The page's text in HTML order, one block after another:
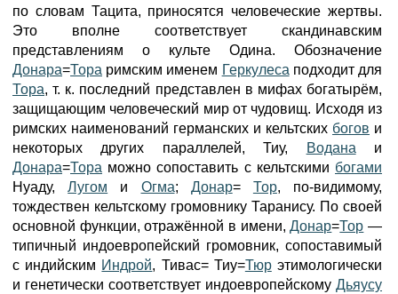
по словам Тацита, приносятся человеческие жертвы.
Это вполне соответствует скандинавским
представлениям о культе Одина. Обозначение
Донара=Тора римским именем Геркулеса подходит для
Тора, т. к. последний представлен в мифах богатырём,
защищающим человеческий мир от чудовищ. Исходя из
римских наименований германских и кельтских богов и
некоторых других параллелей, Тиу,
Водана и
Донара=Тора можно сопоставить с кельтскими богами
Нуаду,Лугом и Огма; Донар= Тор, по-видимому,
тождествен кельтскому громовнику Таранису. По своей
основной функции, отражённой в имени,Донар=Тор —
типичный индоевропейский громовник, сопоставимый
с индийским Индрой, Тивас= Тиу=Тюрэтимологически
и генетически соответствует индоевропейскому Дьяусу